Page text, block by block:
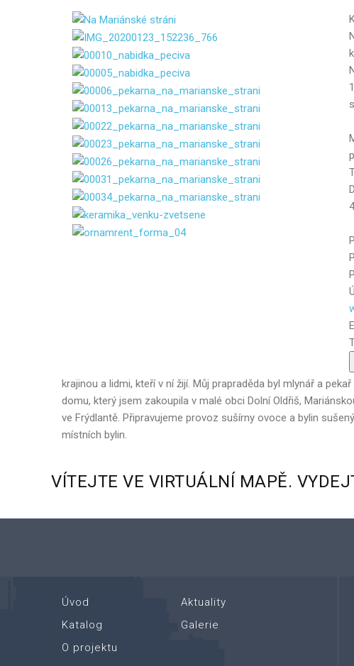
krajinou a lidmi, kteří v ní žijí. Můj prapraděda byl mlynář a
domu, který jsem zakoupila v malé obci Dolní Oldřiš,
ve Frýdlantě. Připravujeme provoz sušírny ovoce a bylin
místních bylin.
VÍTEJTE VE VIRTUÁLNÍ MAPĚ.
Úvod
Katalog
O projektu
Aktuality
Galerie